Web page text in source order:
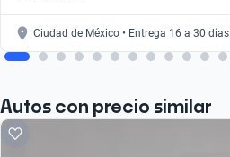
Ciudad de México • Entrega 16 a 30 días
Autos con precio similar